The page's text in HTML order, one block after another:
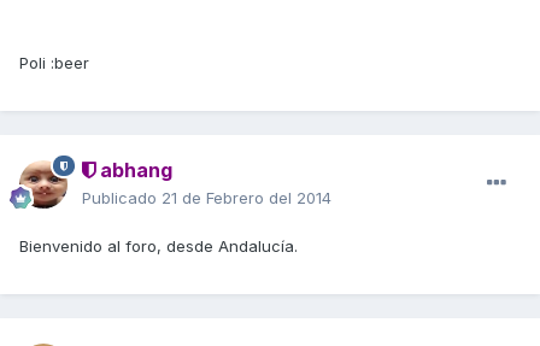
Poli :beer
abhang
Publicado 21 de Febrero del 2014
Bienvenido al foro, desde Andalucía.